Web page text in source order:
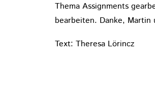
Thema Assignments
bearbeiten. Danke,
Text: Theresa Lörincz